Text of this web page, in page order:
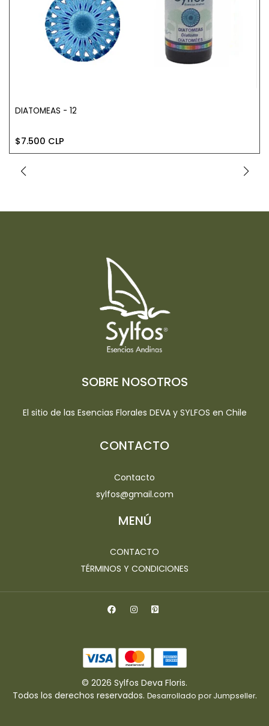
DIATOMEAS - 12
$7.500 CLP
SOBRE NOSOTROS
El sitio de las Esencias Florales DEVA y SYLFOS en Chile
CONTACTO
Contacto
sylfos@gmail.com
MENÚ
CONTACTO
TÉRMINOS Y CONDICIONES
© 2026 Sylfos Deva Floris.
Todos los derechos reservados. Desarrollado por Jumpseller.